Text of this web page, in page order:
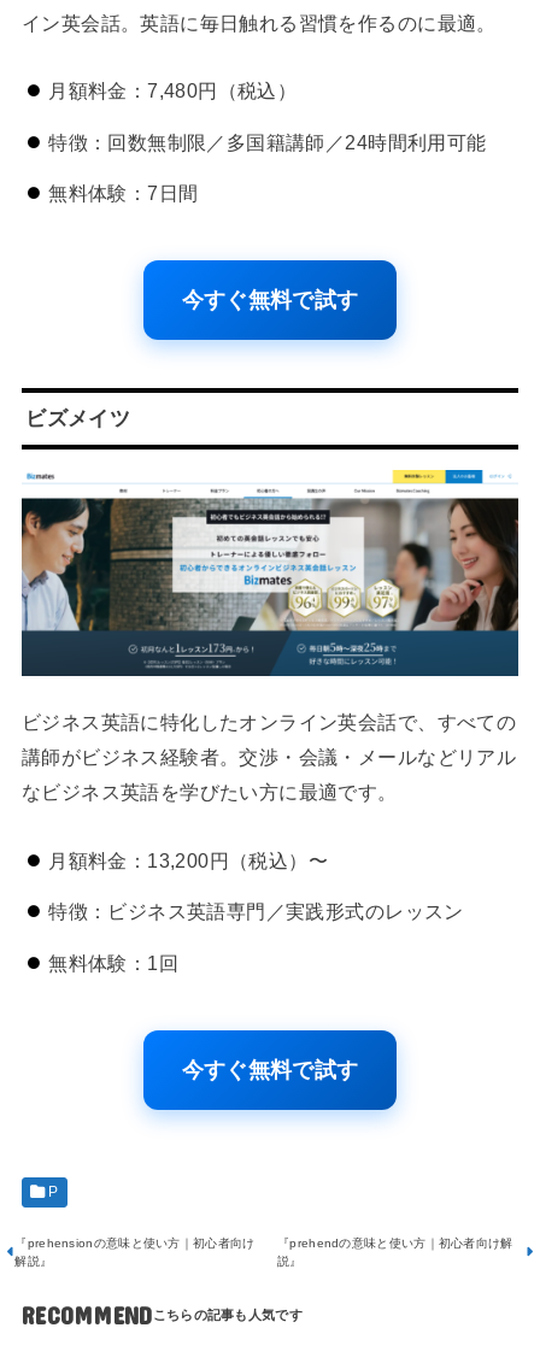
イン英会話。英語に毎日触れる習慣を作るのに最適。
月額料金：7,480円（税込）
特徴：回数無制限／多国籍講師／24時間利用可能
無料体験：7日間
今すぐ無料で試す
ビズメイツ
ビジネス英語に特化したオンライン英会話で、すべての
講師がビジネス経験者。交渉・会議・メールなどリアル
なビジネス英語を学びたい方に最適です。
月額料金：13,200円（税込）〜
特徴：ビジネス英語専門／実践形式のレッスン
無料体験：1回
今すぐ無料で試す
P
『prehensionの意味と使い方｜初心者向け
解説』
『prehendの意味と使い方｜初心者向け解
説』
RECOMMEND